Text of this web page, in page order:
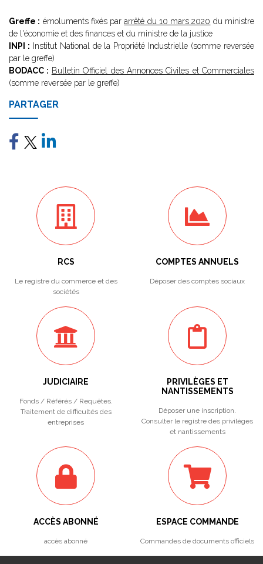
Greffe : émoluments fixés pararrêté du 10 mars 2020 du ministre
de l'économie et des finances et du ministre de la justice
INPI : Institut National de la Propriété Industrielle (somme reversée
par le greffe)
BODACC : Bulletin Officiel des Annonces Civiles et Commerciales
(somme reversée par le greffe)
PARTAGER
RCS
Le registre du commerce et des
sociétés
COMPTES ANNUELS
Déposer des comptes sociaux
JUDICIAIRE
Fonds / Référés / Requêtes.
Traitement de difficultés des
entreprises
PRIVILÈGES ET
NANTISSEMENTS
Déposer une inscription.
Consulter le registre des privilèges
et nantissements
ACCÈS ABONNÉ
accès abonné
ESPACE COMMANDE
Commandes de documents officiels